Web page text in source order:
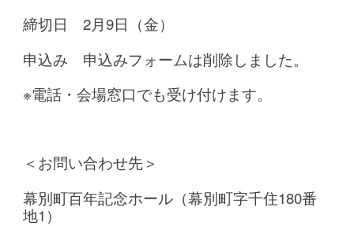
締切日 2月9日（金）
申込み 申込みフォームは削除しました。
※電話・会場窓口でも受け付けます。
＜お問い合わせ先＞
幕別町百年記念ホール（幕別町字千住180番
地1）